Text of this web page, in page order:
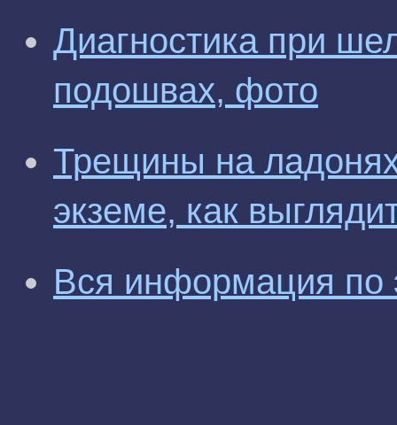
Диагностика при
подошвах, фото
Трещины на ладонях
экземе, как
Вся информация по